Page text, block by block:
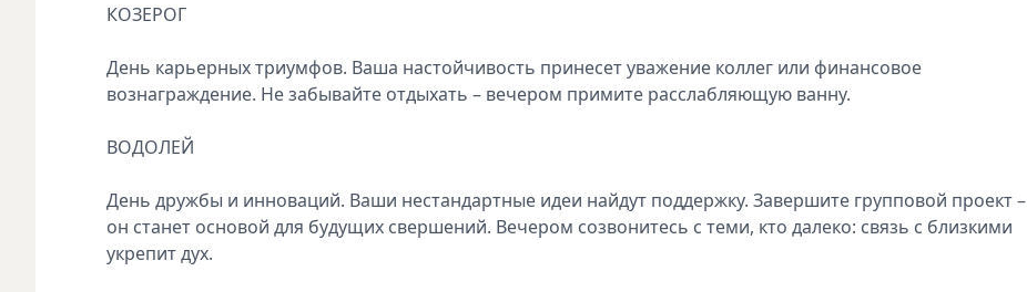
КОЗЕРОГ
День карьерных триумфов. Ваша настойчивость принесет уважение коллег или финансовое
вознаграждение. Не забывайте отдыхать – вечером примите расслабляющую ванну.
ВОДОЛЕЙ
День дружбы и инноваций. Ваши нестандартные идеи найдут поддержку. Завершите групповой проект –
он станет основой для будущих свершений. Вечером созвонитесь с теми, кто далеко: связь с близкими
укрепит дух.